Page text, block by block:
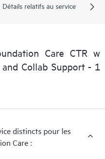
Détails relatifs au service
Care CTR w
and Collab Support - 1
distincts pour les
Care :